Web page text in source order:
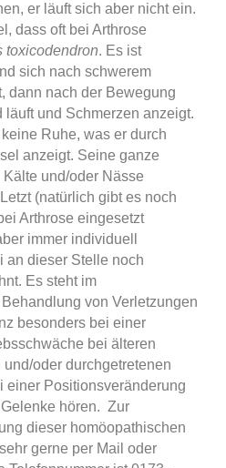
er läuft sich aber nicht ein.
dass oft bei Arthrose
toxicodendron. Es ist
sich nach schwerem
dann nach der Bewegung
und Schmerzen anzeigt.
Ruhe, was er durch
anzeigt. Seine ganze
und/oder Nässe
(natürlich gibt es noch
Arthrose eingesetzt
immer individuell
an dieser Stelle noch
Es steht im
von Verletzungen
besonders bei einer
bei älteren
oder durchgetretenen
einer Positionsveränderung
hören. Zur
dieser homöopathischen
gerne per Mail oder